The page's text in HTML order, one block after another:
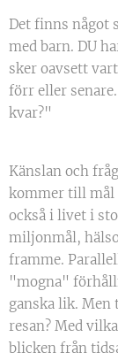
Det finns något
med barn. DU
sker oavsett
förr eller
kvar?"
Känslan och
kommer till mål
också i livet i
miljonmål,
framme.
"mogna"
ganska lik. Men
resan? Med
blicken från